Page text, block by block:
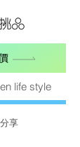
life style
享